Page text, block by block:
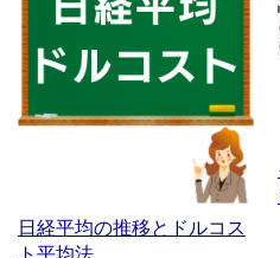
日経平均の推移とドルコス